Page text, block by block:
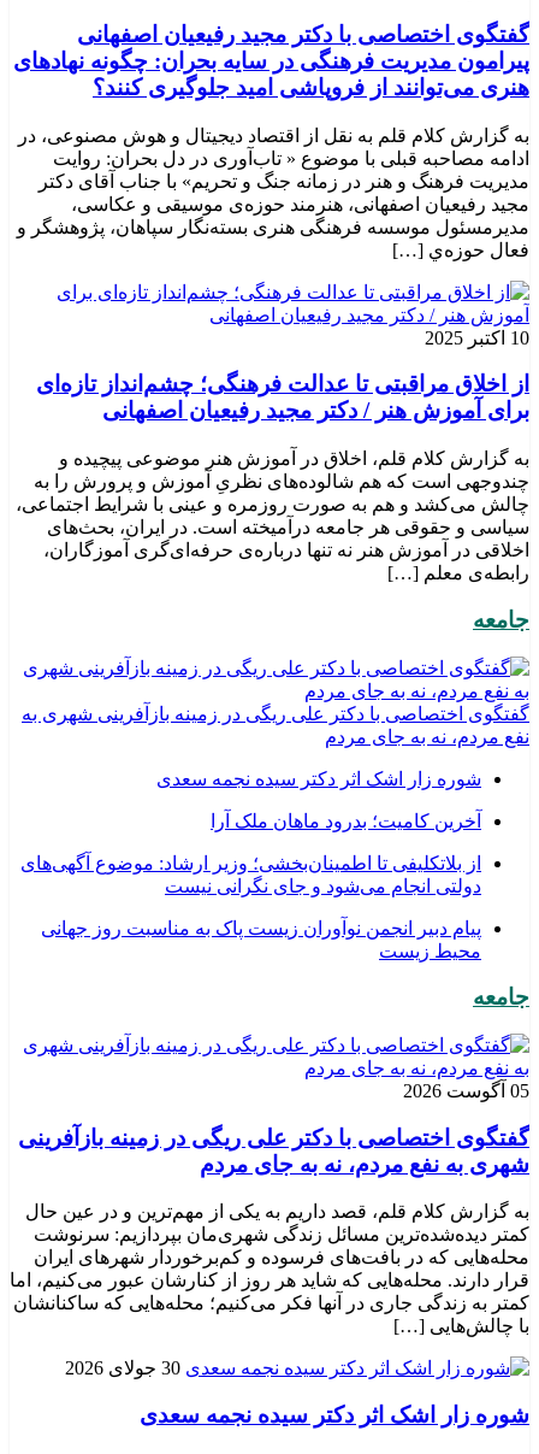
گفتگوی اختصاصی با دکتر مجید رفیعیان اصفهانی
پیرامون مدیریت فرهنگی در سایه بحران: چگونه نهادهای
هنری می‌توانند از فروپاشی امید جلوگیری کنند؟
به گزارش کلام قلم به نقل از اقتصاد دیجیتال و هوش مصنوعی، در
ادامه مصاحبه قبلی با موضوع « تاب‌آوری در دل بحران: روایت
مدیریت فرهنگ و هنر در زمانه جنگ و تحریم» با جناب آقای دکتر
مجید رفیعیان اصفهانی، هنرمند حوزه‌ی موسیقی و عکاسی،
مدیرمسئول موسسه فرهنگی هنری بسته‌نگار سپاهان، پژوهشگر و
فعال حوزه‌ي‌ […]
10 اکتبر 2025
از اخلاق مراقبتی تا عدالت فرهنگی؛ چشم‌انداز تازه‌ای
برای آموزش هنر / دکتر مجید رفیعیان اصفهانی
به گزارش کلام قلم، اخلاق در آموزش هنر موضوعی پیچیده و
چندوجهی است که هم شالوده‌های نظریِ آموزش و پرورش را به
چالش می‌کشد و هم به صورت روزمره و عینی با شرایط اجتماعی،
سیاسی و حقوقی هر جامعه درآمیخته است‌. در ایران، بحث‌های
اخلاقی در آموزش هنر نه تنها درباره‌ی حرفه‌ای‌گری آموزگاران،
رابطه‌ی معلم […]
جامعه
گفتگوی اختصاصی با دکتر علی ریگی در زمینه بازآفرینی شهری به
نفع مردم، نه به جای مردم
شوره زار اشک اثر دکتر سیده نجمه سعدی
​آخرین کامیت؛ بدرود ماهان ملک آرا
از بلاتکلیفی تا اطمینان‌بخشی؛ وزیر ارشاد: موضوع آگهی‌های
دولتی انجام می‌شود و جای نگرانی نیست
پیام دبیر انجمن نوآوران زیست پاک به مناسبت روز جهانی
محیط زیست
جامعه
05 آگوست 2026
گفتگوی اختصاصی با دکتر علی ریگی در زمینه بازآفرینی
شهری به نفع مردم، نه به جای مردم
به گزارش کلام قلم، قصد داریم به یکی از مهم‌ترین و در عین حال
کمتر دیده‌شده‌ترین مسائل زندگی شهری‌مان بپردازیم: سرنوشت
محله‌هایی که در بافت‌های فرسوده و کم‌برخوردار شهرهای ایران
قرار دارند. محله‌هایی که شاید هر روز از کنارشان عبور می‌کنیم، اما
کمتر به زندگی جاری در آنها فکر می‌کنیم؛ محله‌هایی که ساکنانشان
با چالش‌هایی […]
30 جولای 2026
شوره زار اشک اثر دکتر سیده نجمه سعدی